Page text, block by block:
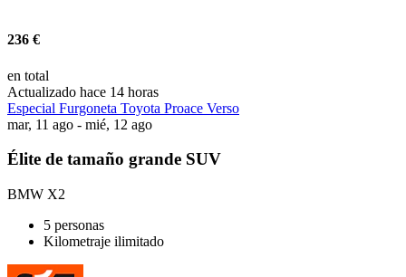
236 €
en total
Actualizado hace 14 horas
Especial Furgoneta Toyota Proace Verso
mar, 11 ago - mié, 12 ago
Élite de tamaño grande SUV
BMW X2
5 personas
Kilometraje ilimitado